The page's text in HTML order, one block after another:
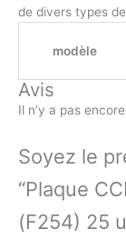
de divers types
modèle
Avis
Il n’y a pas encore
Soyez le
“Plaque
(F254) 25